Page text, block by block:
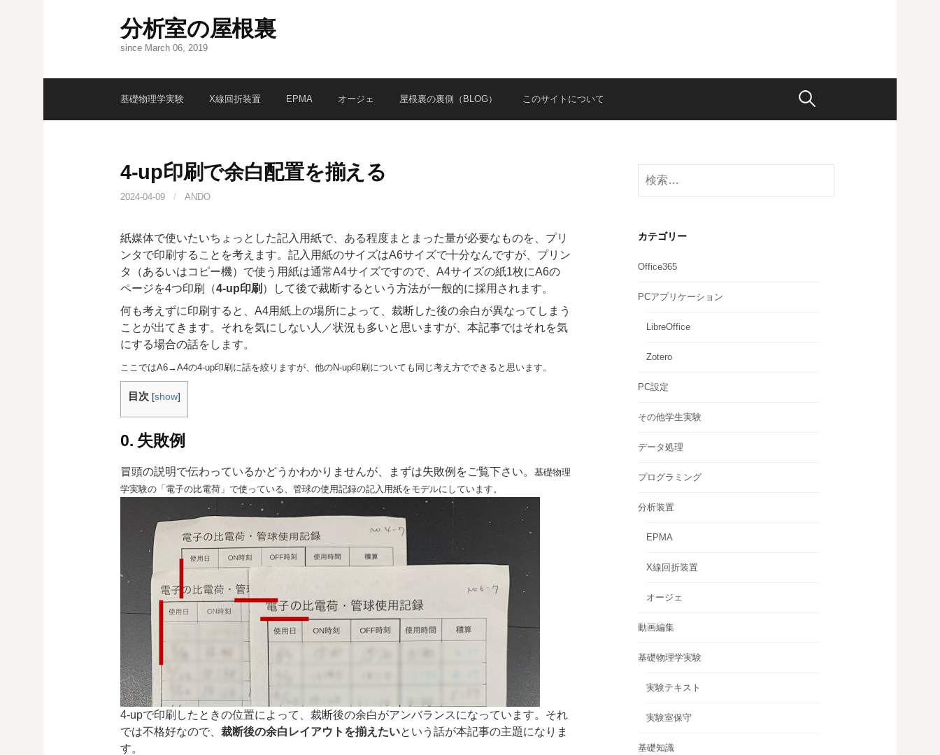
キ
分析室の屋根裏
since March 06, 2019
基礎物理学実験 X線回折装置 EPMA オージェ 屋根裏の裏側（BLOG） このサイトについて 検
4-up印刷で余白配置を揃える
2024-04-09 / ANDO
紙媒体で使いたいちょっとした記入用紙で、ある程度まとまった量が必要なものを、プリ
ンタで印刷することを考えます。記入用紙のサイズはA6サイズで十分なんですが、プリン
タ（あるいはコピー機）で使う用紙は通常A4サイズですので、A4サイズの紙1枚にA6の
ページを4つ印刷（4-up印刷 ）して後で裁断するという方法が一般的に採用されます。
何も考えずに印刷すると、A4用紙上の場所によって、裁断した後の余白が異なってしまう
ことが出てきます。それを気にしない人／状況も多いと思いますが、本記事ではそれを気
にする場合の話をします。
ここではA6→A4の4-up印刷に話を絞りますが、他のN-up印刷についても同じ考え方でできると思います。
目次 [show]
0. 失敗例
冒頭の説明で伝わっているかどうかわかりませんが、まずは失敗例をご覧下さい。 基礎物理
学実験の「電子の比電荷」で使っている、管球の使用記録の記入用紙をモデルにしています。
4-upで印刷したときの位置によって、裁断後の余白がアンバランスになっています。それ
では不格好なので、 裁断後の余白レイアウトを揃えたいという話が本記事の主題になりま
す。
検
索:
カテゴリー
Office365
PCアプリケーション
LibreOffice
Zotero
PC設定
その他学生実験
データ処理
プログラミング
分析装置
EPMA
X線回折装置
オージェ
動画編集
基礎物理学実験
実験テキスト
実験室保守
基礎知識